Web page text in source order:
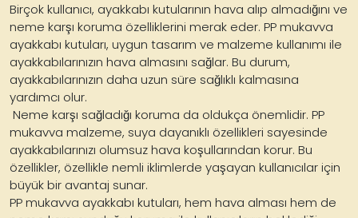
Birçok kullanıcı, ayakkabı kutularının hava alıp almadığını ve
neme karşı koruma özelliklerini merak eder. PP mukavva
ayakkabı kutuları, uygun tasarım ve malzeme kullanımı ile
ayakkabılarınızın hava almasını sağlar. Bu durum,
ayakkabılarınızın daha uzun süre sağlıklı kalmasına
yardımcı olur.
Neme karşı sağladığı koruma da oldukça önemlidir. PP
mukavva malzeme, suya dayanıklı özellikleri sayesinde
ayakkabılarınızı olumsuz hava koşullarından korur. Bu
özellikler, özellikle nemli iklimlerde yaşayan kullanıcılar için
büyük bir avantaj sunar.
PP mukavva ayakkabı kutuları, hem hava alması hem de